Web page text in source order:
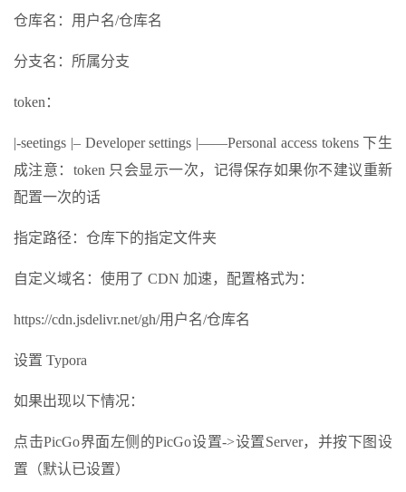
仓库名：用户名/仓库名
分支名：所属分支
token：
|-seetings |– Developer settings |——Personal access tokens 下生
成注意：token 只会显示一次，记得保存如果你不建议重新
配置一次的话
指定路径：仓库下的指定文件夹
自定义域名：使用了 CDN 加速，配置格式为：
https://cdn.jsdelivr.net/gh/用户名/仓库名
设置 Typora
如果出现以下情况：
点击PicGo界面左侧的PicGo设置->设置Server，并按下图设
置（默认已设置）